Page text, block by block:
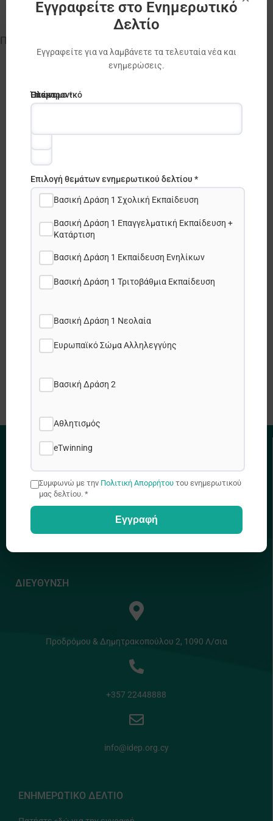
Πατήστε
LinkedIn
Πολιτική Απορρήτου
Θέσεις εργασίας
ΔΙΕΥΘΥΝΣΗ
Προδρόμου & Δημητρακοπούλου 2, 1090 Λ/σια
+357 22448888
info@idep.org.cy
ΕΝΗΜΕΡΩΤΙΚΟ ΔΕΛΤΙΟ
Εγγραφείτε στο Ενημερωτικό
Δελτίο
Εγγραφείτε για να λαμβάνετε τα τελευταία νέα και
ενημερώσεις.
Ηλεκτρονικό
Όνομα
Επώνυμο *
Επιλογή θεμάτων ενημερωτικού δελτίου *
Βασική Δράση 1 Σχολική Εκπαίδευση
Βασική Δράση 1 Επαγγελματική Εκπαίδευση +
Κατάρτιση
Βασική Δράση 1 Εκπαίδευση Ενηλίκων
Βασική Δράση 1 Τριτοβάθμια Εκπαίδευση
Βασική Δράση 1 Νεολαία
Ευρωπαϊκό Σώμα Αλληλεγγύης
Βασική Δράση 2
Αθλητισμός
eTwinning
Συμφωνώ με την Πολιτική Απορρήτου του ενημερωτικού
μας δελτίου. *
Εγγραφή